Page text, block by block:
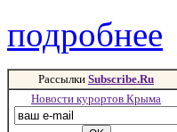
подробнее
Рассылки Subscribe.Ru
Новости курортов Крыма